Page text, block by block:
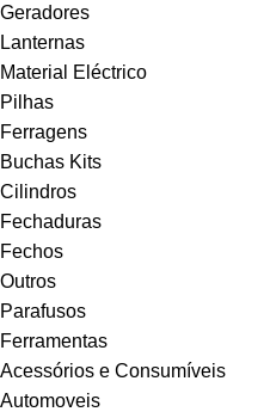
Geradores
Lanternas
Material Eléctrico
Pilhas
Ferragens
Buchas Kits
Cilindros
Fechaduras
Fechos
Outros
Parafusos
Ferramentas
Acessórios e Consumíveis
Automoveis